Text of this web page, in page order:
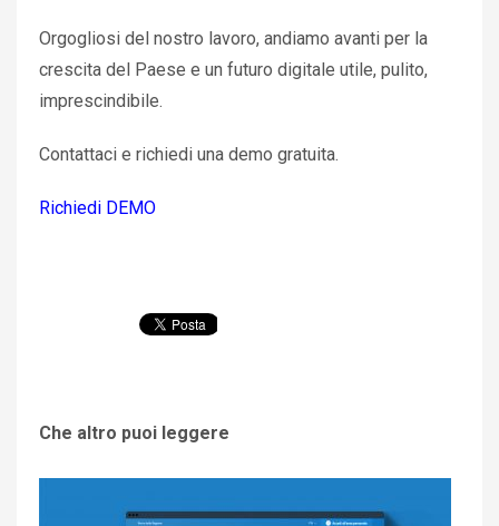
Orgogliosi del nostro lavoro, andiamo avanti per la
crescita del Paese e un futuro digitale utile, pulito,
imprescindibile.
Contattaci e richiedi una demo gratuita.
Richiedi DEMO
Che altro puoi leggere